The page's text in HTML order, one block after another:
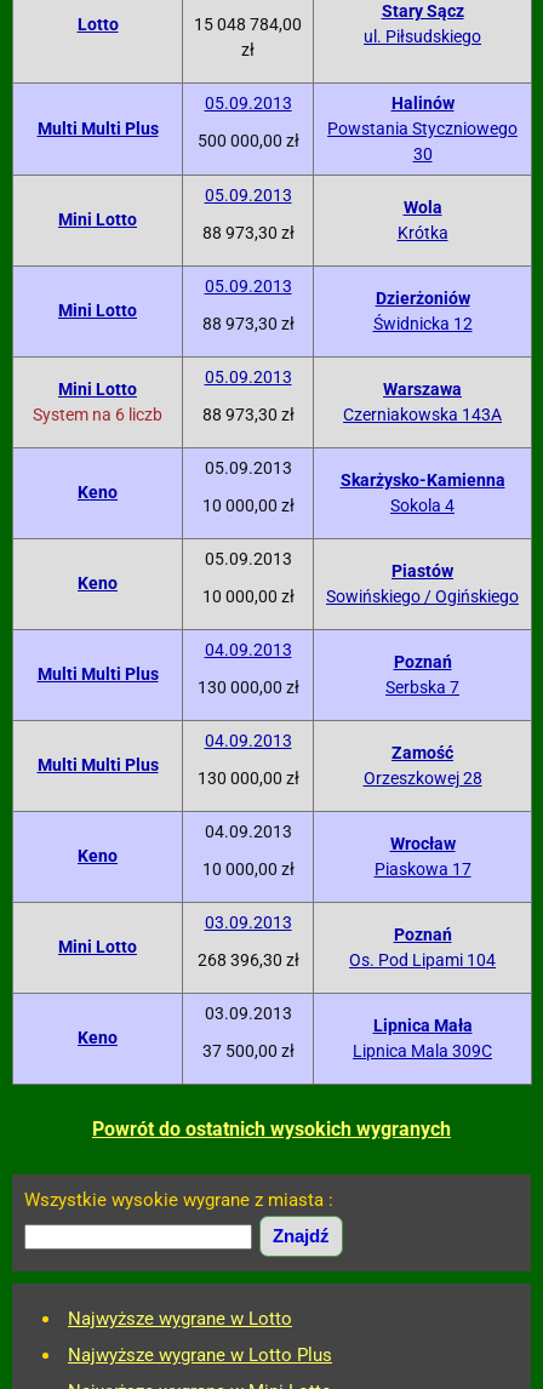
Lotto
15 048 784,00
zł
Stary Sącz
ul. Piłsudskiego
Multi Multi Plus
05.09.2013
500 000,00 zł
Halinów
Powstania Styczniowego
30
Mini Lotto
05.09.2013
88 973,30 zł
Wola
Krótka
Mini Lotto
05.09.2013
88 973,30 zł
Dzierżoniów
Świdnicka 12
Mini Lotto
System na 6 liczb
05.09.2013
88 973,30 zł
Warszawa
Czerniakowska 143A
Keno
05.09.2013
10 000,00 zł
Skarżysko-Kamienna
Sokola 4
Keno
05.09.2013
10 000,00 zł
Piastów
Sowińskiego / Ogińskiego
Multi Multi Plus
04.09.2013
130 000,00 zł
Poznań
Serbska 7
Multi Multi Plus
04.09.2013
130 000,00 zł
Zamość
Orzeszkowej 28
Keno
04.09.2013
10 000,00 zł
Wrocław
Piaskowa 17
Mini Lotto
03.09.2013
268 396,30 zł
Poznań
Os. Pod Lipami 104
Keno
03.09.2013
37 500,00 zł
Lipnica Mała
Lipnica Mala 309C
Powrót do ostatnich wysokich wygranych
Wszystkie wysokie wygrane z miasta :
Najwyższe wygrane w Lotto
Najwyższe wygrane w Lotto Plus